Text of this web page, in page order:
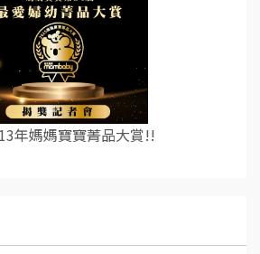
年媽媽寶寶菁品大賞!!